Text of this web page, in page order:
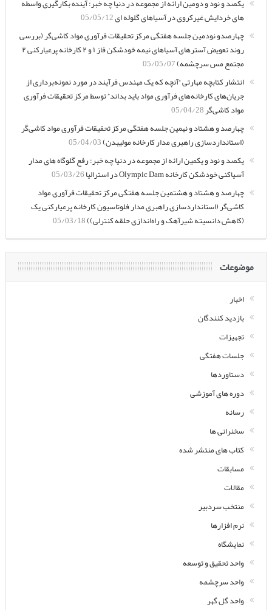
یکصد و نود و دومین ارائه از مجموعه در دنیا چه خبر: آینده بکارگیری واسطه
های خردایش غیرکروی در آسیاهای گلوله ای05/05/12
چهارصدو نودمین جلسه هفتگی مرکز تحقیقات فرآوری مواد کاشی‌گر (بررسی
روند تعویض آسترهای آسیاهای نیمه خودشکن فاز ۱ و ۲ کارخانه پرعیارکنی ۲
مجتمع مس سرچشمه)05/05/07
انتشار کتابچه مهارتی “آنچه که یک مهندس فرآیند در مورد نمونه‌برداری از
جریان‌های کارخانه‌های فرآوری مواد باید بداند” توسط مرکز تحقیقات فرآوری
مواد کاشی‌گر05/04/28
چهارصد و هشتاد و نهمین جلسه هفتگی مرکز تحقیقات فرآوری مواد کاشی‌گر
(استانداردسازی راهبری مدار کارخانه مولیبدن)05/04/03
یکصد و نود و یکمین ارائه از مجموعه در دنیا چه خبر: رفع گلوگاه های مدار
آسیاکنی خودشکن کارخانه Olympic Dam در استرالیا
05/03/26
چهارصد و هشتاد و هشتمین جلسه هفتگی مرکز تحقیقات فرآوری مواد
کاشی‌گر (استانداردسازی راهبری مدار فلوتاسیون کارخانه پرعیارکنی یک
(کاهش دانسیته شیرآهک و راه‌اندازی حلقه کنترلی))05/03/18
موضوعات
اخبار
بازدید کنندگان
تجهیزات
جلسات هفتگی
دستاوردها
دوره های آموزشی
رسانه
سخنرانی ها
کتاب های منتشر شده
مسابقات
مقالات
منتخب سردبیر
نرم افزارها
نمایشگاه
واحد تحقیق و توسعه
واحد سرچشمه
واحد گل گهر